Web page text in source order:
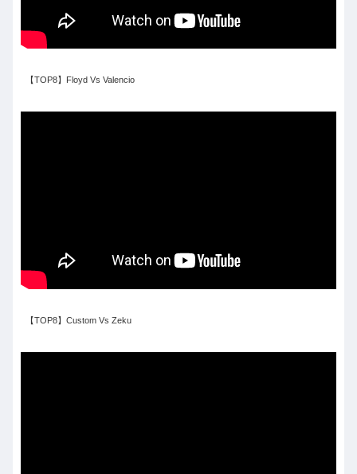
【TOP8】Floyd Vs Valencio
【TOP8】Custom Vs Zeku